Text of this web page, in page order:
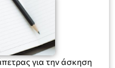
για την άσκηση